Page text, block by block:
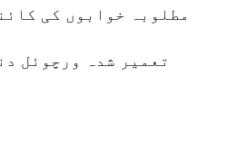
مطلوبہ خوابوں کی
تعمیر شدہ ورچوئل